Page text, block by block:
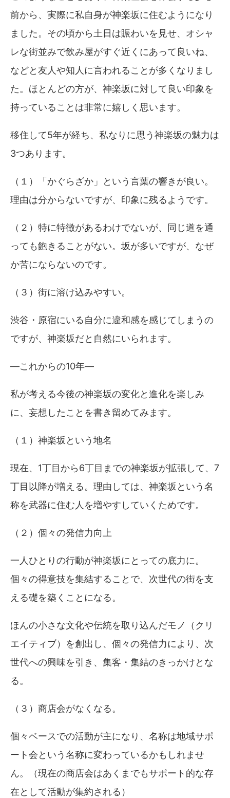
前から、実際に私自身が神楽坂に住むようになり
ました。その頃から土日は賑わいを見せ、オシャ
レな街並みで飲み屋がすぐ近くにあって良いね、
などと友人や知人に言われることが多くなりまし
た。ほとんどの方が、神楽坂に対して良い印象を
持っていることは非常に嬉しく思います。
移住して5年が経ち、私なりに思う神楽坂の魅力は
3つあります。
（１）「かぐらざか」という言葉の響きが良い。
理由は分からないですが、印象に残るようです。
（２）特に特徴があるわけでないが、同じ道を通
っても飽きることがない。坂が多いですが、なぜ
か苦にならないのです。
（３）街に溶け込みやすい。
渋谷・原宿にいる自分に違和感を感じてしまうの
ですが、神楽坂だと自然にいられます。
―これからの10年―
私が考える今後の神楽坂の変化と進化を楽しみ
に、妄想したことを書き留めてみます。
（１）神楽坂という地名
現在、1丁目から6丁目までの神楽坂が拡張して、7
丁目以降が増える。理由しては、神楽坂という名
称を武器に住む人を増やすしていくためです。
（２）個々の発信力向上
一人ひとりの行動が神楽坂にとっての底力に。
個々の得意技を集結することで、次世代の街を支
える礎を築くことになる。
ほんの小さな文化や伝統を取り込んだモノ（クリ
エイティブ）を創出し、個々の発信力により、次
世代への興味を引き、集客・集結のきっかけとな
る。
（３）商店会がなくなる。
個々ベースでの活動が主になり、名称は地域サポ
ート会という名称に変わっているかもしれませ
ん。（現在の商店会はあくまでもサポート的な存
在として活動が集約される）